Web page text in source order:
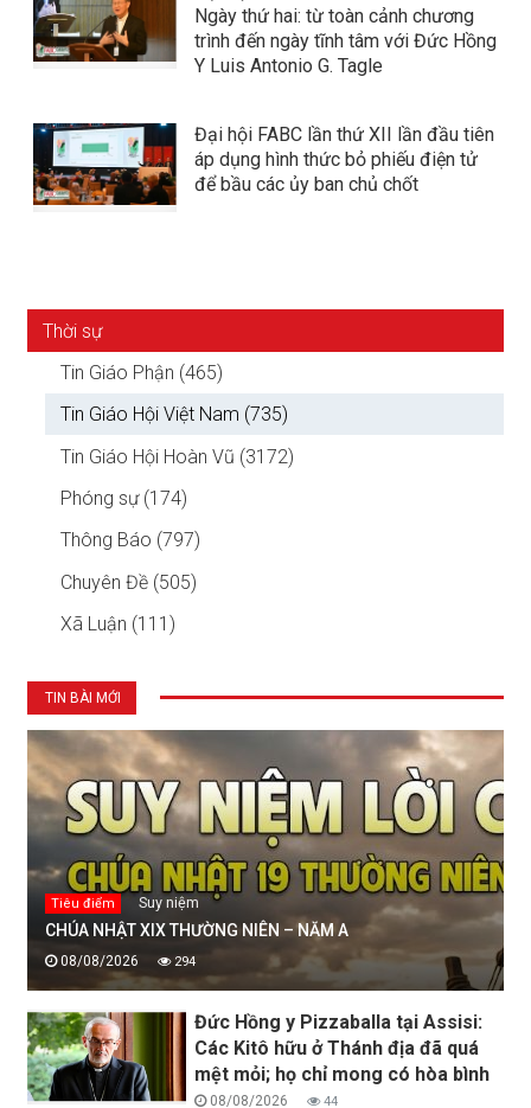
Ngày thứ hai: từ toàn cảnh chương
trình đến ngày tĩnh tâm với Đức Hồng
Y Luis Antonio G. Tagle
Đại hội FABC lần thứ XII lần đầu tiên
áp dụng hình thức bỏ phiếu điện tử
để bầu các ủy ban chủ chốt
Thời sự
Tin Giáo Phận (465)
Tin Giáo Hội Việt Nam (735)
Tin Giáo Hội Hoàn Vũ (3172)
Phóng sự (174)
Thông Báo (797)
Chuyên Đề (505)
Xã Luận (111)
TIN BÀI MỚI
Tiêu điểm Suy niệm
CHÚA NHẬT XIX THƯỜNG NIÊN – NĂM A
08/08/2026 294
Đức Hồng y Pizzaballa tại Assisi:
Các Kitô hữu ở Thánh địa đã quá
mệt mỏi; họ chỉ mong có hòa bình
08/08/2026 44